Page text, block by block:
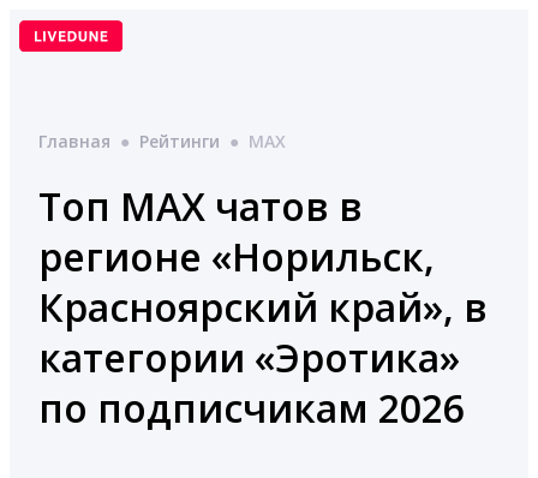
Перейти
Главная ● Рейтинги ● MAX
Топ MAX чатов в
регионе «Норильск,
Красноярский край», в
категории «Эротика»
по подписчикам 2026